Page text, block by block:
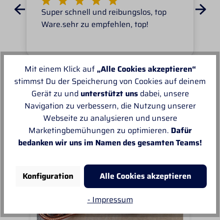
Super schnell und reibungslos, top
Ware.sehr zu empfehlen, top!
Unsere Empfehlungen
Mit einem Klick auf „Alle Cookies akzeptieren“
stimmst Du der Speicherung von Cookies auf deinem
Gerät zu und unterstützt unsdabei, unsere
Navigation zu verbessern, die Nutzung unserer
Webseite zu analysieren und unsere
Marketingbemühungen zu optimieren. Dafür
bedanken wir uns im Namen des gesamten Teams!
Konfiguration
Alle Cookies akzeptieren
- Impressum